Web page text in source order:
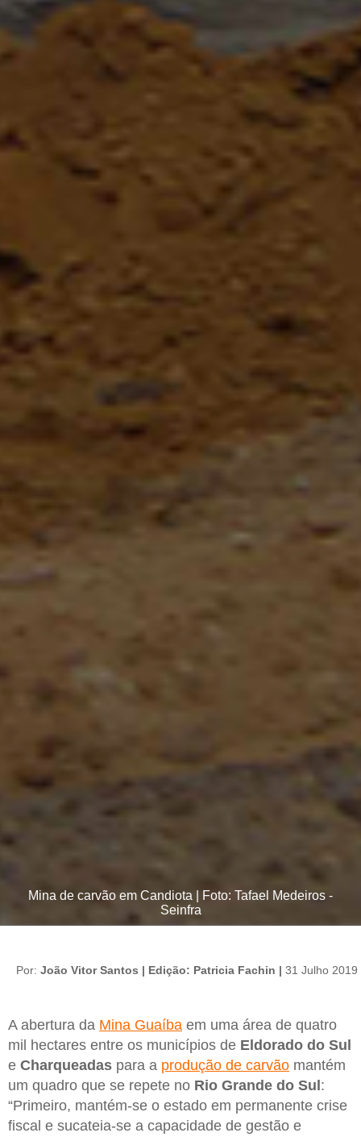
Mina de carvão em Candiota | Foto: Tafael Medeiros -
Seinfra
Por: João Vitor Santos | Edição: Patricia Fachin | 31 Julho 2019
A abertura da Mina Guaíba em uma área de quatro
mil hectares entre os municípios de Eldorado do Sul
e Charqueadas para a produção de carvão mantém
um quadro que se repete no Rio Grande do Sul :
“Primeiro, mantém-se o estado em permanente crise
fiscal e sucateia-se a capacidade de gestão e